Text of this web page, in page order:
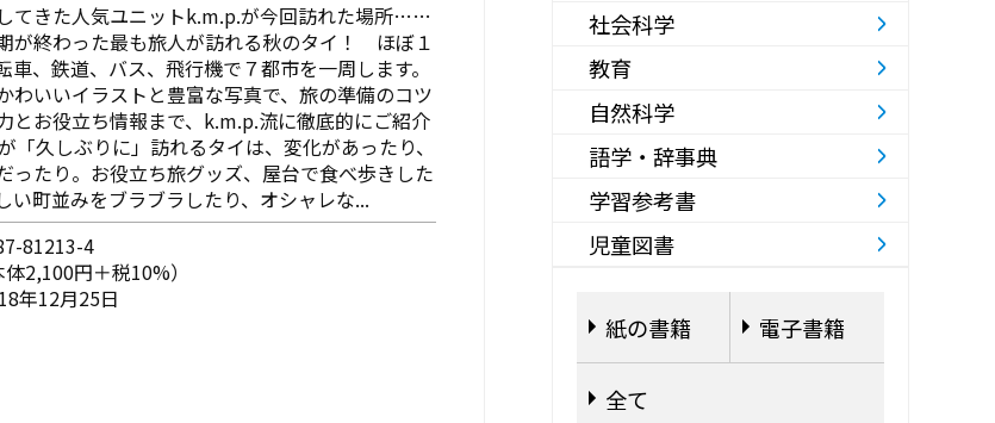
てきた人気ユニットk.m.p.が今回訪れた場所……
が終わった最も旅人が訪れる秋のタイ！ ほぼ１
車、鉄道、バス、飛行機で７都市を一周します。
わいいイラストと豊富な写真で、旅の準備のコツ
とお役立ち情報まで、k.m.p.流に徹底的にご紹介
「久しぶりに」訪れるタイは、変化があったり、
ったり。お役立ち旅グッズ、屋台で食べ歩きした
い町並みをブラブラしたり、オシャレな...
81213-4
2,100円＋税10%）
年12月25日
社会科学
教育
自然科学
語学・辞事典
学習参考書
児童図書
紙の書籍 電子書籍
全て